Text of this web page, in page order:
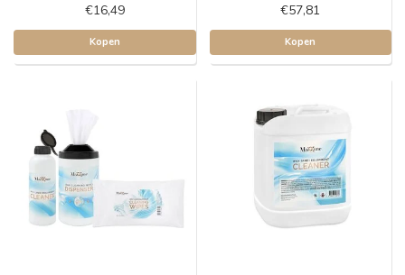
€16,49
Kopen
€57,81
Kopen